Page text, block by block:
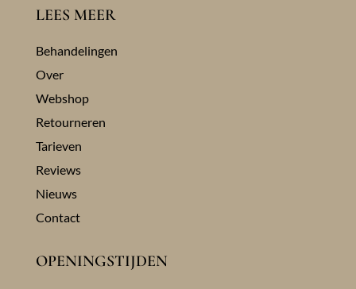
LEES MEER
Behandelingen
Over
Webshop
Retourneren
Tarieven
Reviews
Nieuws
Contact
OPENINGSTIJDEN